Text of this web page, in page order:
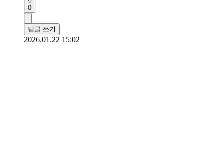
0
답글 쓰기
2026.01.22 15:02